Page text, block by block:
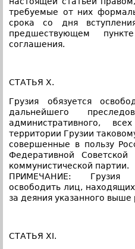
требуемые от них
срока со дня
предшествующем
соглашения.
СТАТЬЯ X.
Грузия обязуется
дальнейшего
административного,
территории Грузии
совершенные в пользу
Федеративной
коммунистической партии.
ПРИМЕЧАНИЕ: Грузия
освободить лиц,
за деяния указанного выше
СТАТЬЯ XI.